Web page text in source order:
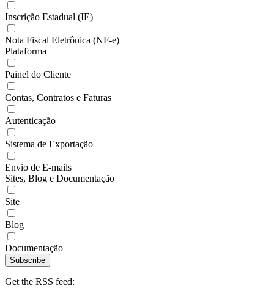
Inscrição Estadual (IE)
Nota Fiscal Eletrônica (NF-e)
Plataforma
Painel do Cliente
Contas, Contratos e Faturas
Autenticação
Sistema de Exportação
Envio de E-mails
Sites, Blog e Documentação
Site
Blog
Documentação
Subscribe
Get the RSS feed: